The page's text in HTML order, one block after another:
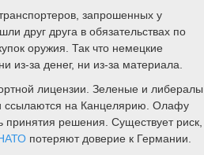
запрошенных у
друг друга в обязательствах по
оружия. Так что немецкие
из-за денег, ни из-за материала.
лицензии. Зеленые и либералы
и ссылаются на Канцелярию. Олафу
принятия решения. Существует риск,
потеряют доверие к Германии.